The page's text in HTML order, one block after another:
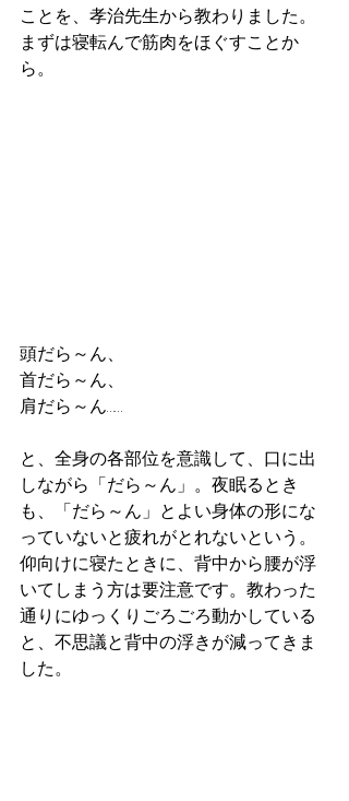
ことを、孝治先生から教わりました。
まずは寝転んで筋肉をほぐすことか
ら。
頭だら～ん、
首だら～ん、
肩だら～ん……
と、全身の各部位を意識して、口に出
しながら「だら～ん」。夜眠るとき
も、「だら～ん」とよい身体の形にな
っていないと疲れがとれないという。
仰向けに寝たときに、背中から腰が浮
いてしまう方は要注意です。教わった
通りにゆっくりごろごろ動かしている
と、不思議と背中の浮きが減ってきま
した。